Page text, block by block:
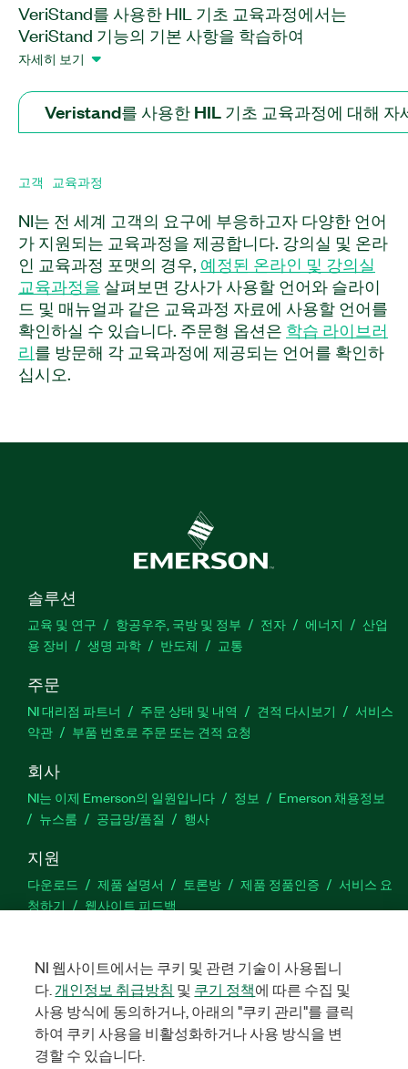
VeriStand를 사용한 HIL 기초 교육과정에서는
VeriStand 기능의 기본 사항을 학습하여
HIL(Hardware-in-the-loop) 테스트 시스템, 다이나
시스템을 개발할 수 있습니다. 이 교육과정은 리얼타
임 시뮬레이션, 하드웨어 I/O 및 알람 기능을 포함하
실세계 조건에 대한 응답을 기록하기 위해 리얼타임
자극 프로파일을 생성 및 수정하는 방법을 배우게 됩
니다. 이 교육과정을 마치면 리얼타임 테스트 시스템
을 위한 런타임 편집 가능한 사용자 인터페이스를 작
성하는 방법을 알 수 있습니다. VeriStand를 사용한
HIL 기초 교육과정은 기존 테스트 시스템을 실행 및
수정하거나 VeriStand를 평가하는 사용자에게 권장
됩니다. Windows 사용 경험이 필요합니다.
준비사항: Windows 프로그래밍 경험이 있으면 도
910817-71 | 910817-11 | 910817-69
자세히 보기
Veristand를 사용한 HIL 기초 교육과정에 대해 자
고객 교육과정
NI는 전 세계 고객의 요구에 부응하고자 다양한 언어
가 지원되는 교육과정을 제공합니다. 강의실 및 온라
인 교육과정 포맷의 경우, 예정된 온라인 및 강의실
교육과정을 살펴보면 강사가 사용할 언어와 슬라이
드 및 매뉴얼과 같은 교육과정 자료에 사용할 언어를
확인하실 수 있습니다. 주문형 옵션은 학습 라이브러
리를 방문해 각 교육과정에 제공되는 언어를 확인하
십시오.
솔루션
교육 및 연구 항공우주, 국방 및 정부 전자 에너지
산업
용 장비
생명 과학 반도체 교통
주문
NI 대리점 파트너 주문 상태 및 내역 견적 다시보기
서비스
약관
부품 번호로 주문 또는 견적 요청
회사
NI는 이제 Emerson의 일원입니다 정보
Emerson 채용정보
뉴스룸
공급망/품질 행사
지원
다운로드 제품 설명서 토론방 제품 정품인증
서비스 요
청하기
웹사이트 피드백
Facebook
TwitterLinkedIn
©2026 NATIONAL INSTRUMENTS CORP. 판권 소유. 한국내쇼날인스트
루먼트㈜ | 주소: 서울특별시 영등포구 여의대로 108, 36층 (여의도
동, 파크원 타워1) | 대표자: 수리후앗, 페드로와이안드라데 | 사업
NI 웹사이트에서는 쿠키 및 관련 기술이 사용됩니
다.개인정보 취급방침 및 쿠기 정책에 따른 수집 및
사용 방식에 동의하거나, 아래의 "쿠키 관리"를 클릭
하여 쿠키 사용을 비활성화하거나 사용 방식을 변
경할 수 있습니다.